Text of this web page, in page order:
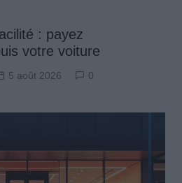
: payez
votre voiture
5 août 2026 0